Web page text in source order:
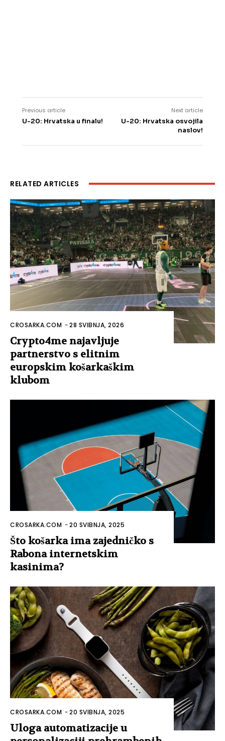
Previous article
U-20: Hrvatska u finalu!
Next article
U-20: Hrvatska osvojila
naslov!
RELATED ARTICLES
CROSARKA.COM -28 SVIBNJA, 2026
Crypto4me najavljuje
partnerstvo s elitnim
europskim košarkaškim
klubom
CROSARKA.COM -20 SVIBNJA, 2025
Što košarka ima zajedničko s
Rabona internetskim
kasinima?
CROSARKA.COM -20 SVIBNJA, 2025
Uloga automatizacije u